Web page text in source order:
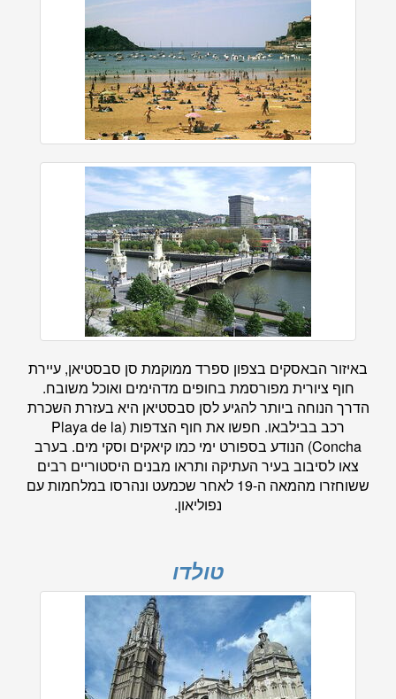
באיזור הבאסקים בצפון ספרד ממוקמת סן סבסטיאן, עיירת
חוף ציורית מפורסמת בחופים מדהימים ואוכל משובח.
הדרך הנוחה ביותר להגיע לסן סבסטיאן היא בעזרת השכרת
רכב בבילבאו. חפשו את חוף הצדפות (Playa de la
Concha) הנודע בספורט ימי כמו קיאקים וסקי מים. בערב
צאו לסיבוב בעיר העתיקה ותראו מבנים היסטוריים רבים
ששוחזרו מהמאה ה-19 לאחר שכמעט ונהרסו במלחמות עם
נפוליאון.
טולדו